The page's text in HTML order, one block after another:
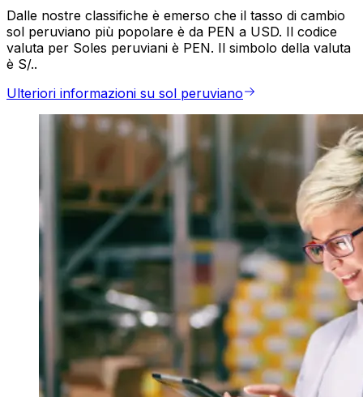
Dalle nostre classifiche è emerso che il tasso di cambio
sol peruviano più popolare è da PEN a USD. Il codice
valuta per Soles peruviani è PEN. Il simbolo della valuta
è S/..
Ulteriori informazioni su sol peruviano